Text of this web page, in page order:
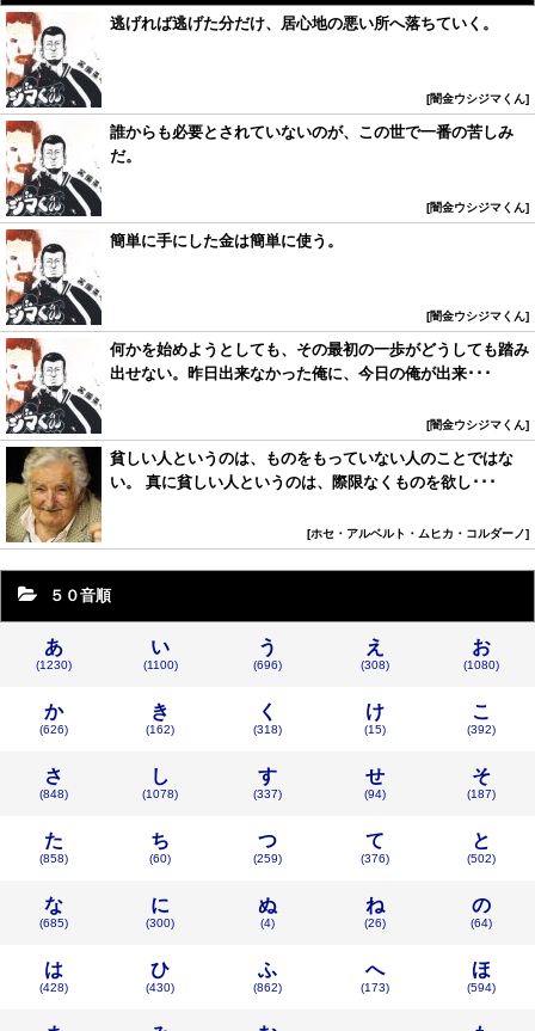
逃げれば逃げた分だけ、居心地の悪い所へ落ちていく。
闇金ウシジマくん
誰からも必要とされていないのが、この世で一番の苦しみ
だ。
闇金ウシジマくん
簡単に手にした金は簡単に使う。
闇金ウシジマくん
何かを始めようとしても、その最初の一歩がどうしても踏み
出せない。昨日出来なかった俺に、今日の俺が出来･･･
闇金ウシジマくん
貧しい人というのは、ものをもっていない人のことではな
い。 真に貧しい人というのは、際限なくものを欲し･･･
ホセ・アルベルト・ムヒカ・コルダーノ
５０音順
あ
(1230)
い
(1100)
う
(696)
え
(308)
お
(1080)
か
(626)
き
(162)
く
(318)
け
(15)
こ
(392)
さ
(848)
し
(1078)
す
(337)
せ
(94)
そ
(187)
た
(858)
ち
(60)
つ
(259)
て
(376)
と
(502)
な
(685)
に
(300)
ぬ
(4)
ね
(26)
の
(64)
は
(428)
ひ
(430)
ふ
(862)
へ
(173)
ほ
(594)